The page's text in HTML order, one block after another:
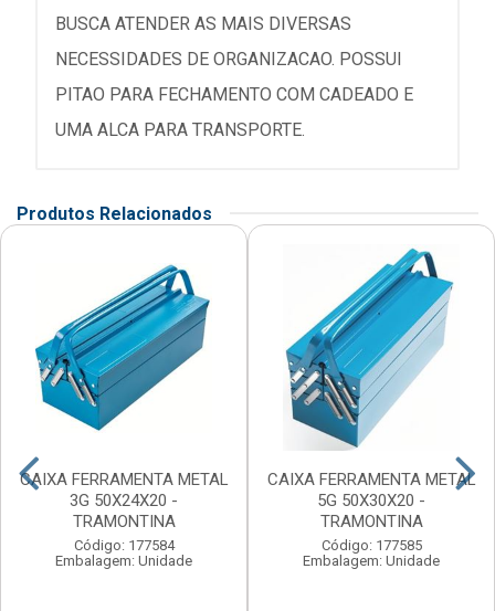
BUSCA ATENDER AS MAIS DIVERSAS
NECESSIDADES DE ORGANIZACAO. POSSUI
PITAO PARA FECHAMENTO COM CADEADO E
UMA ALCA PARA TRANSPORTE.
Produtos Relacionados
CAIXA FERRAMENTA METAL
3G 50X24X20 -
TRAMONTINA
Código: 177584
Embalagem: Unidade
CAIXA FERRAMENTA METAL
5G 50X30X20 -
TRAMONTINA
Código: 177585
Embalagem: Unidade